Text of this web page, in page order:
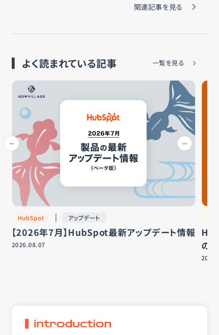
関連記事を見る
よく読まれている記事
HubSpot アップデート
【2026年7月】HubSpot最新アップデート情報
2026.08.07
の
一覧を見る